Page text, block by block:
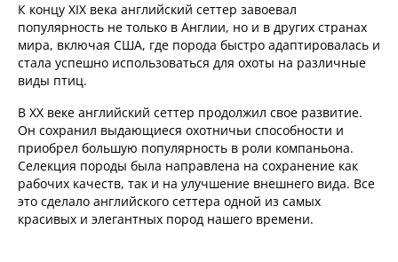
К концу XIX века английский сеттер завоевал
популярность не только в Англии, но и в других странах
мира, включая США, где порода быстро адаптировалась и
стала успешно использоваться для охоты на различные
виды птиц.
В XX веке английский сеттер продолжил свое развитие.
Он сохранил выдающиеся охотничьи способности и
приобрел большую популярность в роли компаньона.
Селекция породы была направлена на сохранение как
рабочих качеств, так и на улучшение внешнего вида. Все
это сделало английского сеттера одной из самых
красивых и элегантных пород нашего времени.